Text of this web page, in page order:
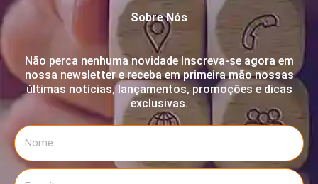
Sobre Nós
Não perca nenhuma novidade Inscreva-se agora em
nossa newsletter e receba em primeira mão nossas
últimas notícias, lançamentos, promoções e dicas
exclusivas.